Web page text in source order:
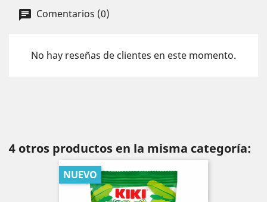
Comentarios (0)
No hay reseñas de clientes en este momento.
4 otros productos en la misma categoría:
NUEVO